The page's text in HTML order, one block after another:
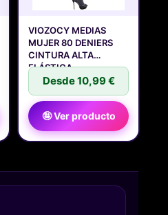
VIOZOCY MEDIAS
MUJER 80 DENIERS
CINTURA ALTA
ELÁSTICA
DURADERAS,
Desde 10,99 €
🤪 Ver producto